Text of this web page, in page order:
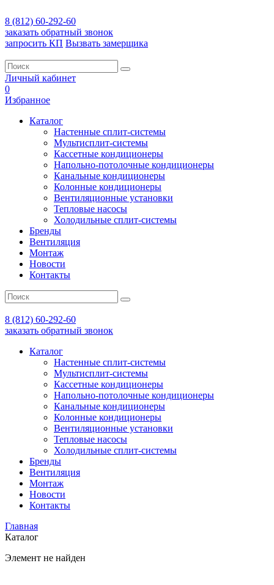
8 (812) 60-292-60
заказать обратный звонок
запросить КП Вызвать замерщика
Личный кабинет
0
Избранное
Каталог
Настенные сплит-системы
Мультисплит-системы
Кассетные кондиционеры
Напольно-потолочные кондиционеры
Канальные кондиционеры
Колонные кондиционеры
Вентиляционные установки
Тепловые насосы
Холодильные сплит-системы
Бренды
Вентиляция
Монтаж
Новости
Контакты
8 (812) 60-292-60
заказать обратный звонок
Каталог
Настенные сплит-системы
Мультисплит-системы
Кассетные кондиционеры
Напольно-потолочные кондиционеры
Канальные кондиционеры
Колонные кондиционеры
Вентиляционные установки
Тепловые насосы
Холодильные сплит-системы
Бренды
Вентиляция
Монтаж
Новости
Контакты
Главная
Каталог
Элемент не найден